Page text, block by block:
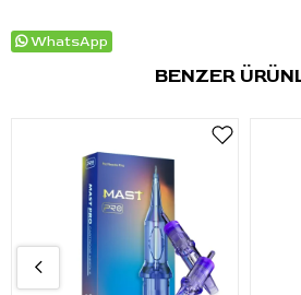
WhatsApp
BENZER